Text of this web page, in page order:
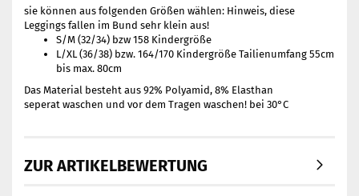
sie können aus folgenden Größen wählen: Hinweis, diese
Leggings fallen im Bund sehr klein aus!
S/M (32/34) bzw 158 Kindergröße
L/XL (36/38) bzw. 164/170 Kindergröße Tailienumfang 55cm
bis max. 80cm
Das Material besteht aus 92% Polyamid, 8% Elasthan
seperat waschen und vor dem Tragen waschen! bei 30°C
ZUR ARTIKELBEWERTUNG